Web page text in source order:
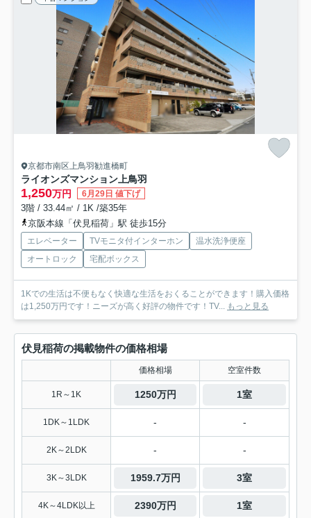
京都市南区上鳥羽勧進橋町
ライオンズマンション上鳥羽
1,250万円 6月29日 値下げ
3階 / 33.44㎡ / 1K /築35年
京阪本線「伏見稲荷」駅 徒歩15分
エレベーター TVモニタ付インターホン
温水洗浄便座
オートロック
宅配ボックス
1Kでの生活は不便もなく快適な生活をおくることができます！購入価格
は1,250万円です！ニーズが高く好評の物件です！TV... もっと見る
伏見稲荷の掲載物件の価格相場
価格相場 空室件数
1R～1K 1250万円 1室
1DK～1LDK - -
2K～2LDK - -
3K～3LDK 1959.7万円 3室
4K～4LDK以上 2390万円 1室